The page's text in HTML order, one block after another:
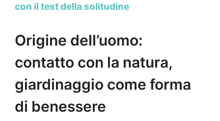
con il test della solitudine
Origine dell’uomo:
contatto con la natura,
giardinaggio come forma
di benessere